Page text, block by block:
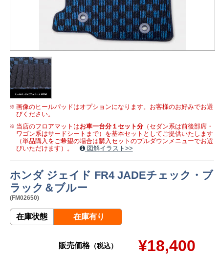
画像のヒールパッドはオプションになります。お客様のお好みでお選
びください。
当店のフロアマットはお車一台分１セット分（セダン系は前後部席・
ワゴン系はサードシートまで）を基本セットとしてご提供いたします
（単品購入をご希望の場合は購入セットのプルダウンメニューでお選
びいただけます）。
図解イラスト>>
ホンダ ジェイド FR4 JADEチェック・ブ
ラック＆ブルー
(FM02650)
在庫状態 在庫有り
販売価格（税込） ¥18,400